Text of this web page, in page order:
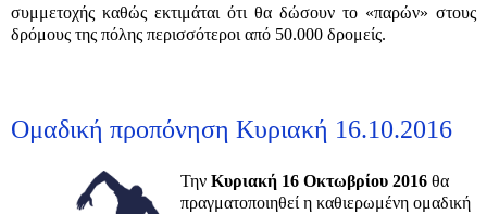
συμμετοχής καθώς εκτιμάται ότι θα δώσουν το «παρών» στους
δρόμους της πόλης περισσότεροι από 50.000 δρομείς.
Ομαδική προπόνηση Κυριακή 16.10.2016
Την Κυριακή 16 Οκτωβρίου 2016θα
πραγματοποιηθεί η καθιερωμένη ομαδική